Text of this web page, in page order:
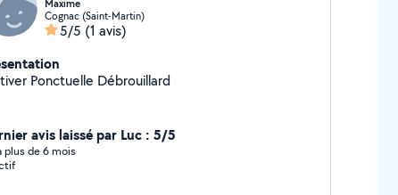
Maxime
Cognac (Saint-Martin)
5/5 (1 avis)
Motiver Ponctuelle Débrouillard
avis laissé par Luc : 5/5
plus de 6 mois